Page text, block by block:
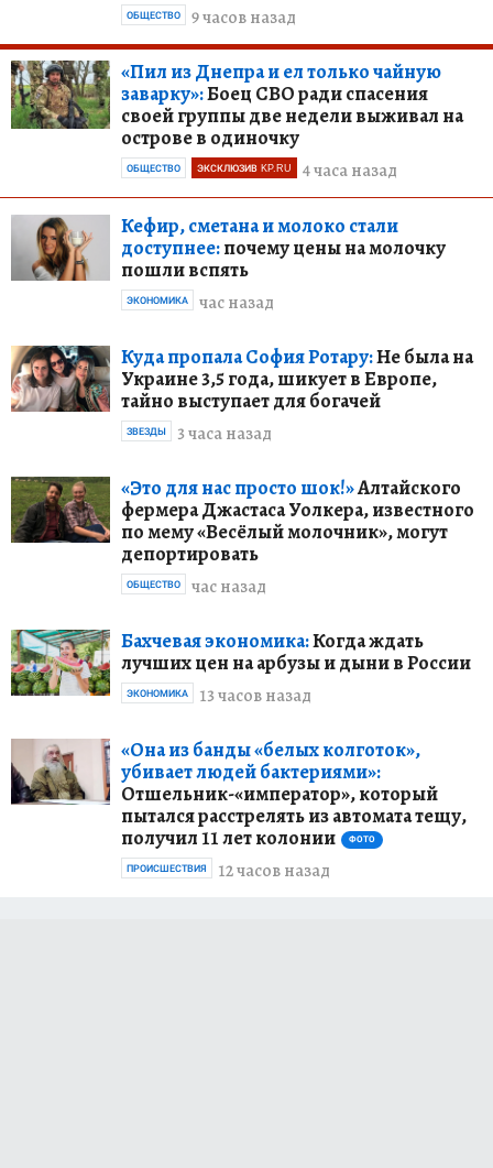
9 часов назад
ОБЩЕСТВО
«Пил из Днепра и ел только чайную
заварку»:Боец СВО ради спасения
своей группы две недели выживал на
острове в одиночку
4 часа назад
ОБЩЕСТВО ЭКСКЛЮЗИВ KP.RU
Кефир, сметана и молоко стали
доступнее:почему цены на молочку
пошли вспять
час назад
ЭКОНОМИКА
Куда пропала София Ротару:Не была на
Украине 3,5 года, шикует в Европе,
тайно выступает для богачей
3 часа назад
ЗВЕЗДЫ
«Это для нас просто шок!»Алтайского
фермера Джастаса Уолкера, известного
по мему «Весёлый молочник», могут
депортировать
час назад
ОБЩЕСТВО
Бахчевая экономика:Когда ждать
лучших цен на арбузы и дыни в России
13 часов назад
ЭКОНОМИКА
«Она из банды «белых колготок»,
убивает людей бактериями»:
Отшельник-«император», который
пытался расстрелять из автомата тещу,
получил 11 лет колонии
ФОТО
12 часов назад
ПРОИСШЕСТВИЯ